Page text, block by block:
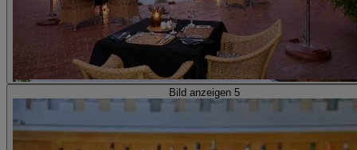
Bild anzeigen 5